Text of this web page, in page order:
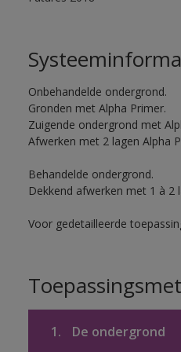
Onbehandelde ondergrond.
Gronden met Alpha Primer.
Zuigende ondergrond met
Afwerken met 2 lagen Alpha
Behandelde ondergrond.
Dekkend afwerken met 1 à 2
Voor gedetailleerde
1. De ondergrond